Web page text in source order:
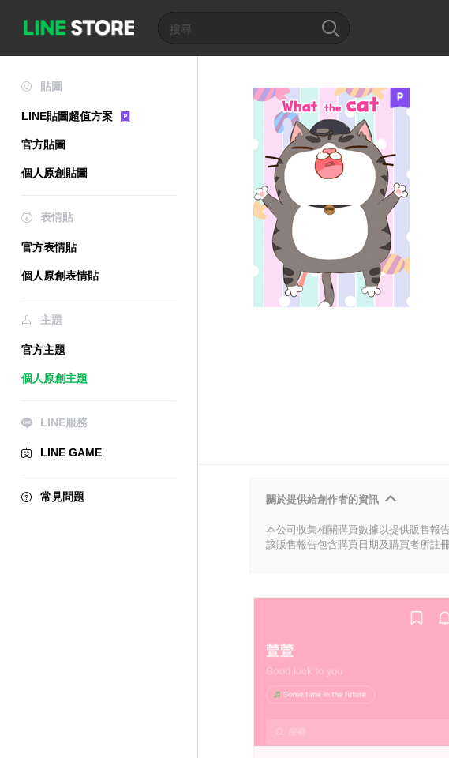
貼圖
LINE貼圖超值方案
官方貼圖
個人原創貼圖
表情貼
官方表情貼
個人原創表情貼
主題
官方主題
個人原創主題
LINE服務
LINE GAME
常見問題 關於提供給創作者的資訊
本公司收集相關購買數據以提供販售報
該販售報告包含購買日期及購買者所註